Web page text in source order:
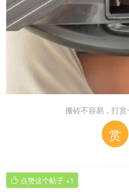
搬砖不容易，打
赏
 点赞这个帖子 +1